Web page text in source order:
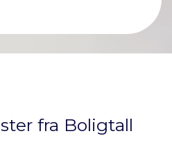
fra Boligtall